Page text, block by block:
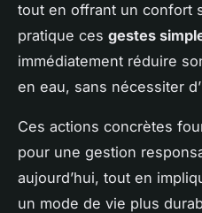
tout en offrant un confort
pratique ces gestes
immédiatement réduire
en eau, sans nécessiter
Ces actions concrètes
pour une gestion
aujourd’hui, tout en
un mode de vie plus